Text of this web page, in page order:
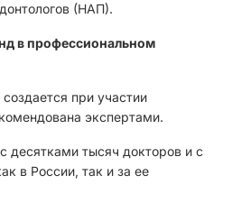
(НАП).
в профессиональном
при участии
экспертами.
десятками тысяч докторов и с
в России, так и за ее